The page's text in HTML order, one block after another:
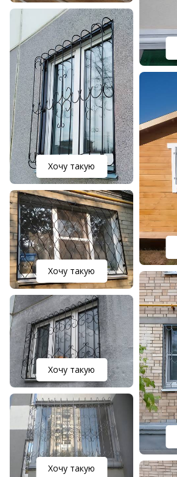
Хочу такую
Хочу такую
Хочу такую
Хочу такую